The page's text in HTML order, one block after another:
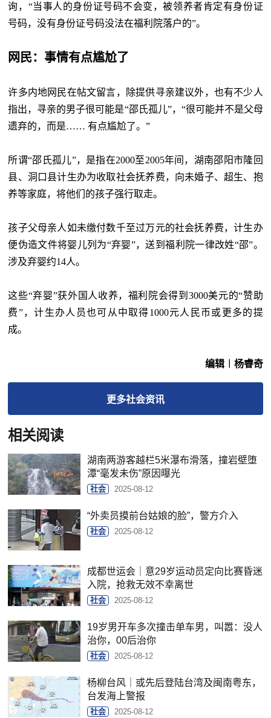
询， “当事人的身份证号码不会变，被领养者肯定有身份证
号码，没有身份证号码没法在福利院落户的”。
网民：事情有点尴尬了
许多内地网民在帖文留言，除提供寻亲建议外，也有不少人
指出，寻亲的男子很可能是“邵氏孤儿”，“很可能并不是父母
遗弃的，而是…… 有点尴尬了。”
所谓“邵氏孤儿”，是指在2000至2005年间，湖南邵阳市隆回
县、洞口县计生办为收取社会抚养费，向未婚子、超生、抱
养等家庭，将他们的孩子强行取走。
孩子父母亲人如未缴付数千至过万元的社会抚养费，计生办
便伪造文件将婴儿列为“弃婴”，送到福利院一律改姓“邵”。
涉及弃婴约14人。
这些“弃婴”获外国人收养，福利院会得到3000美元的“赞助
费”，计生办人员也可从中取得1000元人民币或更多的提
成。
编辑︱杨睿奇
更多社会资讯
相关阅读
湖南两游客越栏5米瀑布滑落，撞岩壁堕
潭“毫发未伤”原因曝光
社会 2025-08-12
“外卖员摸前台姑娘的脸”，警方介入
社会 2025-08-12
成都世运会｜意29岁运动员定向比赛昏迷
入院，抢救无效不幸离世
社会 2025-08-12
19岁男开车多次撞击单车男，叫嚣：没人
治你，00后治你
社会 2025-08-12
杨柳台风｜或先后登陆台湾及闽南粤东，
台发海上警报
社会 2025-08-12